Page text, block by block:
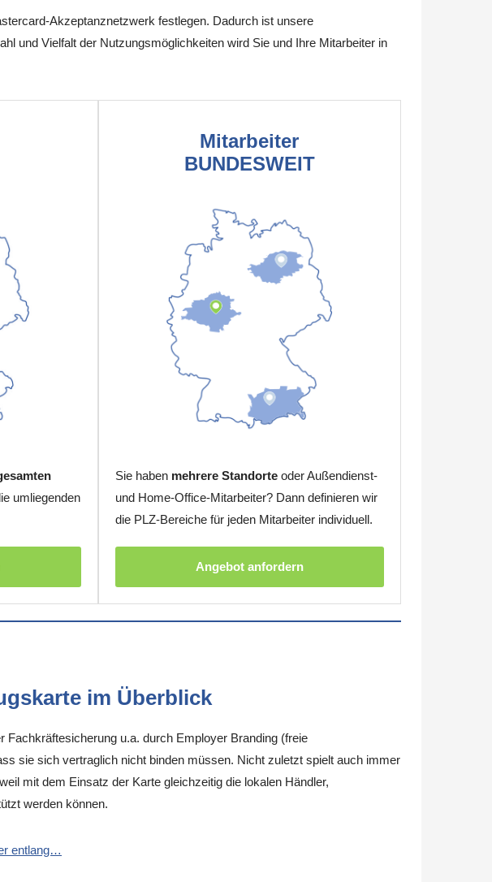
Akzeptanznetzwerk festlegen. Dadurch ist unsere
und Vielfalt der Nutzungsmöglichkeiten wird Sie und Ihre Mitarbeiter in
umliegenden
Mitarbeiter
BUNDESWEIT
Sie haben mehrere Standorteoder Außendienst-
und Home-Office-Mitarbeiter? Dann definieren wir
die PLZ-Bereiche für jeden Mitarbeiter individuell.
Angebot anfordern
im Überblick
Fachkräftesicherung u.a. durch Employer Branding (freie
sie sich vertraglich nicht binden müssen. Nicht zuletzt spielt auch immer
mit dem Einsatz der Karte gleichzeitig die lokalen Händler,
werden können.
entlang…